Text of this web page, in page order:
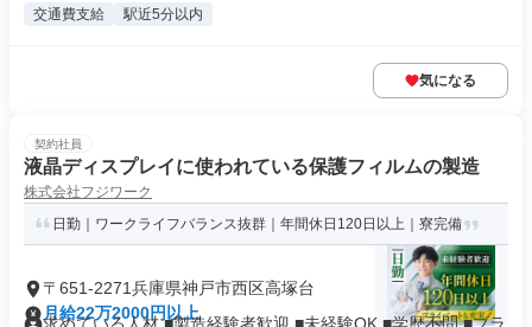
交通費支給 駅近5分以内
気になる
契約社員
液晶ディスプレイに使われている保護フィルムの製造
株式会社フジワーク
日勤｜ワークライフバランス抜群｜年間休日120日以上｜寮完備
〒651-2271兵庫県神戸市西区高塚台
月給22万2000円以上